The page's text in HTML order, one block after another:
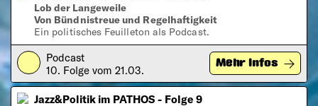
Lob der Langeweile
Von Bündnistreue und Regelhaftigkeit
Ein politisches Feuilleton als Podcast.
Play Podcast
10. Folge vom 21.03.
Mehr Infos
Jazz&Politik im PATHOS - Folge 9